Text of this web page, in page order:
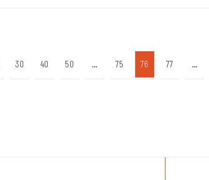
30 40 50 ... 75 76 77 ...